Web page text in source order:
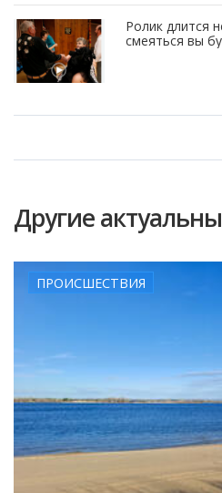
Ролик длится
смеяться вы
Другие
ПРОИСШЕСТВИЯ